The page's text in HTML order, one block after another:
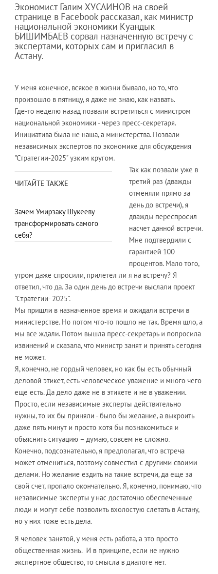
Экономист Галим ХУСАИНОВ на своей
странице в Facebook рассказал, как министр
национальной экономики Куандык
БИШИМБАЕВ сорвал назначенную встречу с
экспертами, которых сам и пригласил в
Астану.
У меня конечное, всякое в жизни бывало, но то, что
произошло в пятницу, я даже не знаю, как назвать.
Где-то неделю назад позвали встретиться с министром
национальной экономики - через пресс-секретаря.
Инициатива была не наша, а министерства. Позвали
независимых экспертов по экономике для обсуждения
"Стратегии-2025" узким кругом.
ЧИТАЙТЕ ТАКЖЕ
Зачем Умирзаку Шукееву
трансформировать самого
себя?
Так как позвали уже в
третий раз (дважды
отменяли прямо за
день до встречи), я
дважды переспросил
насчет данной встречи.
Мне подтвердили с
гарантией 100
процентов. Мало того,
утром даже спросили, прилетел ли я на встречу? Я
ответил, что да. За один день до встречи выслали проект
"Стратегии- 2025".
Мы пришли в назначенное время и ожидали встречи в
министерстве. Но потом что-то пошло не так. Время шло, а
мы все ждали. Потом вышла пресс-секретарь и попросила
извинений и сказала, что министр занят и принять сегодня
не может.
Я, конечно, не гордый человек, но как бы есть обычный
деловой этикет, есть человеческое уважение и много чего
еще есть. Да дело даже не в этикете и не в уважении.
Просто, если независимые эксперты действительно
нужны, то их бы приняли - было бы желание, а выкроить
даже пять минут и просто хотя бы познакомиться и
объяснить ситуацию – думаю, совсем не сложно.
Конечно, подсознательно, я предполагал, что встреча
может отмениться, поэтому совместил с другими своими
делами. Но желание ездить на такие встречи, да еще за
свой счет, пропало окончательно. Я, конечно, понимаю, что
независимые эксперты у нас достаточно обеспеченные
люди и могут себе позволить вхолостую слетать в Астану,
но у них тоже есть дела.
Я человек занятой, у меня есть работа, а это просто
общественная жизнь. И в принципе, если не нужно
экспертное общество, то смысла в диалоге нет.